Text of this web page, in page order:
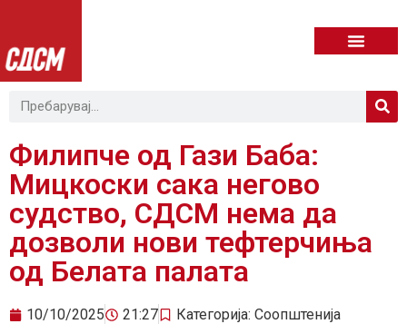
Филипче од Гази Баба:
Мицкоски сака негово
судство, СДСМ нема да
дозволи нови тефтерчиња
од Белата палата
10/10/2025 21:27 Категорија: Соопштенија